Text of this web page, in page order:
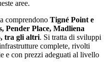
aree.
comprendono Tigné Point e
Pender Place, Madliena
tra gli altri. Si tratta di sviluppi
complete, rivolti
e con prezzi adeguati al livello